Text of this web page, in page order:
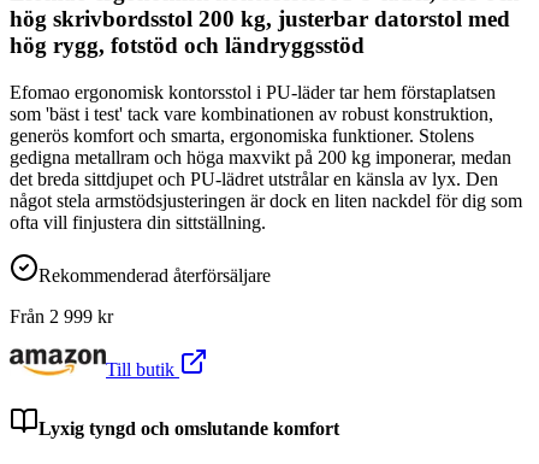
hög skrivbordsstol 200 kg, justerbar datorstol med
hög rygg, fotstöd och ländryggsstöd
Efomao ergonomisk kontorsstol i PU-läder tar hem förstaplatsen
som 'bäst i test' tack vare kombinationen av robust konstruktion,
generös komfort och smarta, ergonomiska funktioner. Stolens
gedigna metallram och höga maxvikt på 200 kg imponerar, medan
det breda sittdjupet och PU-lädret utstrålar en känsla av lyx. Den
något stela armstödsjusteringen är dock en liten nackdel för dig som
ofta vill finjustera din sittställning.
Rekommenderad återförsäljare
Från 2 999 kr
Till butik
Lyxig tyngd och omslutande komfort